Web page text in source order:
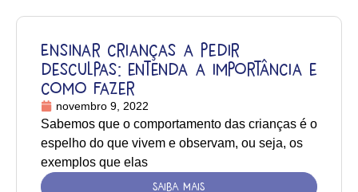
Ensinar crianças a pedir
desculpas: entenda a importância e
como fazer
novembro 9, 2022
Sabemos que o comportamento das crianças é o
espelho do que vivem e observam, ou seja, os
exemplos que elas
SAIBA MAIS